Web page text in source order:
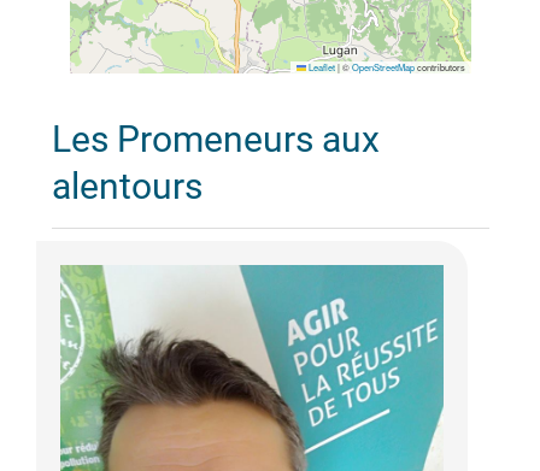
Leaflet |©OpenStreetMapcontributors
Les Promeneurs aux
alentours